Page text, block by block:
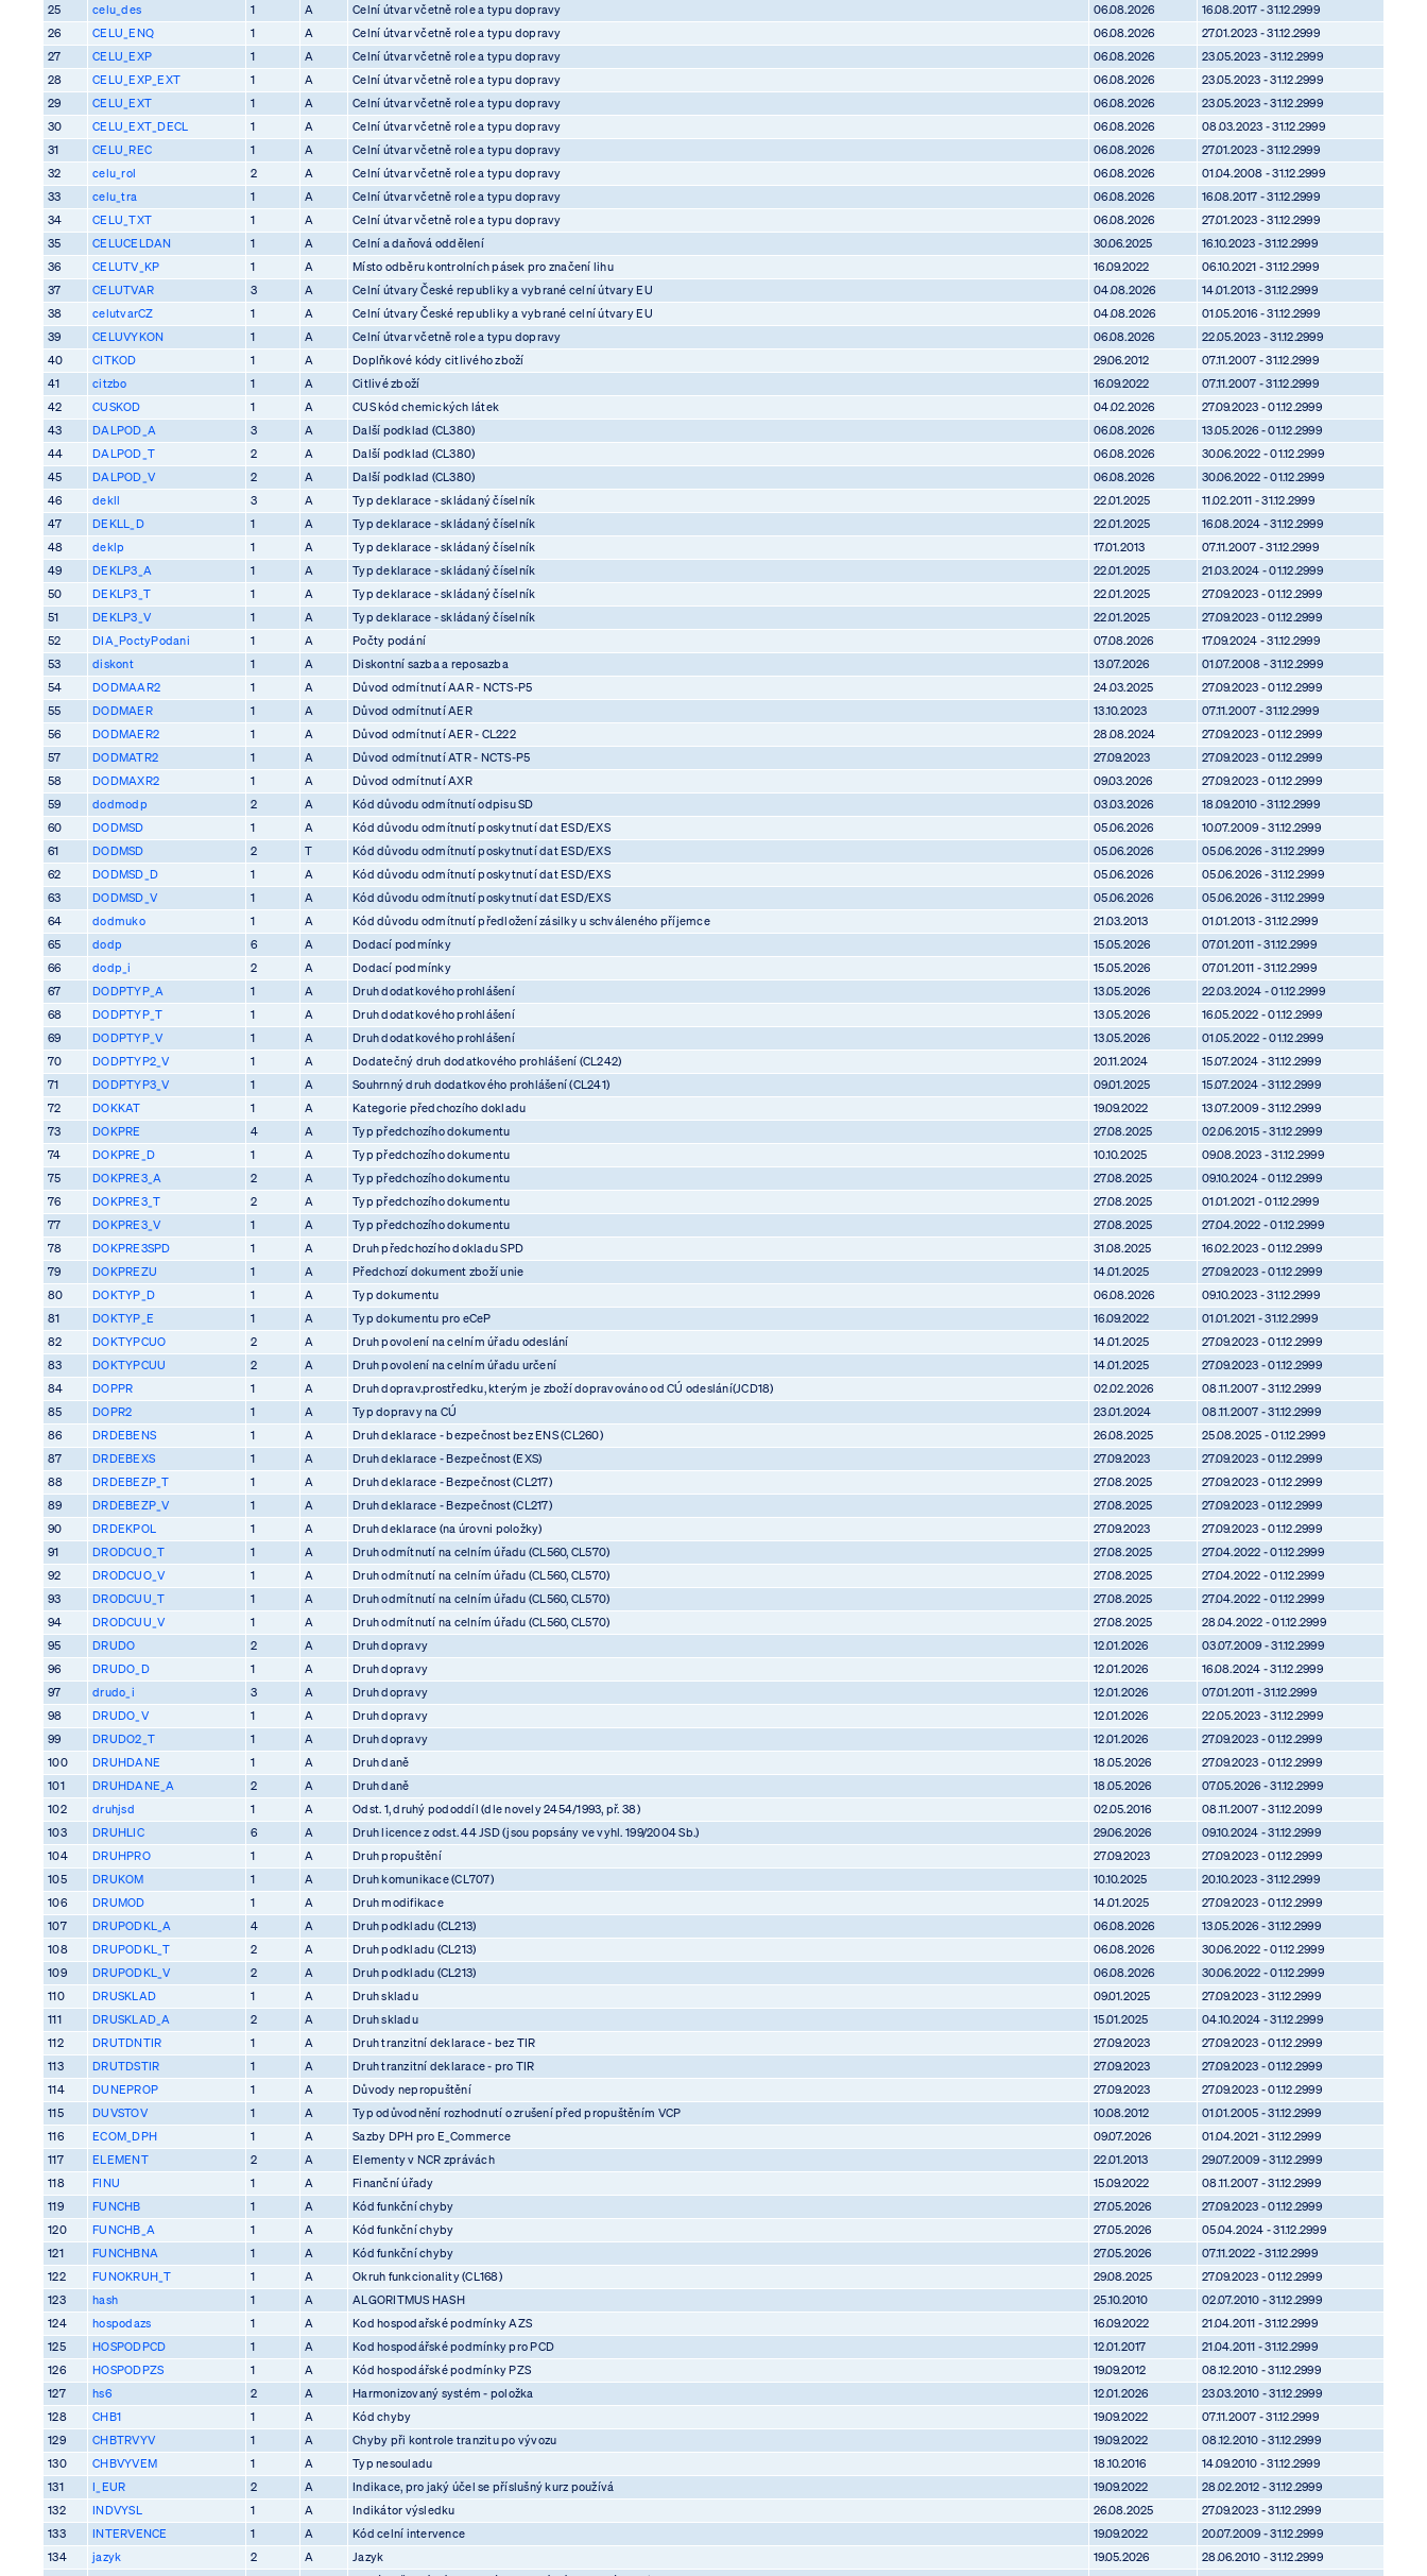
25
celu_des 1 A Celní útvar včetně role a typu dopravy 06.08.2026
16.08.2017 - 31.12.2999
26
CELU_ENQ 1 A Celní útvar včetně role a typu dopravy 06.08.2026
27.01.2023 - 31.12.2999
27
CELU_EXP 1 A Celní útvar včetně role a typu dopravy 06.08.2026
23.05.2023 - 31.12.2999
28
CELU_EXP_EXT 1 A Celní útvar včetně role a typu dopravy 06.08.2026
23.05.2023 - 31.12.2999
29
CELU_EXT 1 A Celní útvar včetně role a typu dopravy 06.08.2026
23.05.2023 - 31.12.2999
30
CELU_EXT_DECL 1 A Celní útvar včetně role a typu dopravy 06.08.2026
08.03.2023 - 31.12.2999
31
CELU_REC 1 A Celní útvar včetně role a typu dopravy 06.08.2026
27.01.2023 - 31.12.2999
32
celu_rol 2 A Celní útvar včetně role a typu dopravy 06.08.2026
01.04.2008 - 31.12.2999
33
celu_tra 1 A Celní útvar včetně role a typu dopravy 06.08.2026
16.08.2017 - 31.12.2999
34
CELU_TXT 1 A Celní útvar včetně role a typu dopravy 06.08.2026
27.01.2023 - 31.12.2999
35
CELUCELDAN 1 A Celní a daňová oddělení 30.06.2025
16.10.2023 - 31.12.2999
36
CELUTV_KP 1 A Místo odběru kontrolních pásek pro značení lihu 16.09.2022
06.10.2021 - 31.12.2999
37
CELUTVAR 3 A Celní útvary České republiky a vybrané celní útvary EU 04.08.2026
14.01.2013 - 31.12.2999
38
celutvarCZ 1 A Celní útvary České republiky a vybrané celní útvary EU 04.08.2026
01.05.2016 - 31.12.2999
39
CELUVYKON 1 A Celní útvar včetně role a typu dopravy 06.08.2026
22.05.2023 - 31.12.2999
40
CITKOD 1 A Doplňkové kódy citlivého zboží 29.06.2012
07.11.2007 - 31.12.2999
41
citzbo 1 A Citlivé zboží 16.09.2022
07.11.2007 - 31.12.2999
42
CUSKOD 1 A CUS kód chemických látek 04.02.2026
27.09.2023 - 01.12.2999
43
DALPOD_A 3 A Další podklad (CL380) 06.08.2026
13.05.2026 - 01.12.2999
44
DALPOD_T 2 A Další podklad (CL380) 06.08.2026
30.06.2022 - 01.12.2999
45
DALPOD_V 2 A Další podklad (CL380) 06.08.2026
30.06.2022 - 01.12.2999
46
dekll 3 A Typ deklarace - skládaný číselník 22.01.2025
11.02.2011 - 31.12.2999
47
DEKLL_D 1 A Typ deklarace - skládaný číselník 22.01.2025
16.08.2024 - 31.12.2999
48
deklp 1 A Typ deklarace - skládaný číselník 17.01.2013
07.11.2007 - 31.12.2999
49
DEKLP3_A 1 A Typ deklarace - skládaný číselník 22.01.2025
21.03.2024 - 01.12.2999
50
DEKLP3_T 1 A Typ deklarace - skládaný číselník 22.01.2025
27.09.2023 - 01.12.2999
51
DEKLP3_V 1 A Typ deklarace - skládaný číselník 22.01.2025
27.09.2023 - 01.12.2999
52
DIA_PoctyPodani 1 A Počty podání 07.08.2026
17.09.2024 - 31.12.2999
53
diskont 1 A Diskontní sazba a reposazba 13.07.2026
01.07.2008 - 31.12.2999
54
DODMAAR2 1 A Důvod odmítnutí AAR - NCTS-P5 24.03.2025
27.09.2023 - 01.12.2999
55
DODMAER 1 A Důvod odmítnutí AER 13.10.2023
07.11.2007 - 31.12.2999
56
DODMAER2 1 A Důvod odmítnutí AER - CL222 28.08.2024
27.09.2023 - 01.12.2999
57
DODMATR2 1 A Důvod odmítnutí ATR - NCTS-P5 27.09.2023
27.09.2023 - 01.12.2999
58
DODMAXR2 1 A Důvod odmítnutí AXR 09.03.2026
27.09.2023 - 01.12.2999
59
dodmodp 2 A Kód důvodu odmítnutí odpisu SD 03.03.2026
18.09.2010 - 31.12.2999
60
DODMSD 1 A Kód důvodu odmítnutí poskytnutí dat ESD/EXS 05.06.2026
10.07.2009 - 31.12.2999
61
DODMSD 2 T Kód důvodu odmítnutí poskytnutí dat ESD/EXS 05.06.2026
05.06.2026 - 31.12.2999
62
DODMSD_D 1 A Kód důvodu odmítnutí poskytnutí dat ESD/EXS 05.06.2026
05.06.2026 - 31.12.2999
63
DODMSD_V 1 A Kód důvodu odmítnutí poskytnutí dat ESD/EXS 05.06.2026
05.06.2026 - 31.12.2999
64
dodmuko 1 A Kód důvodu odmítnutí předložení zásilky u schváleného příjemce 21.03.2013
01.01.2013 - 31.12.2999
65
dodp 6 A Dodací podmínky 15.05.2026
07.01.2011 - 31.12.2999
66
dodp_i 2 A Dodací podmínky 15.05.2026
07.01.2011 - 31.12.2999
67
DODPTYP_A 1 A Druh dodatkového prohlášení 13.05.2026
22.03.2024 - 01.12.2999
68
DODPTYP_T 1 A Druh dodatkového prohlášení 13.05.2026
16.05.2022 - 01.12.2999
69
DODPTYP_V 1 A Druh dodatkového prohlášení 13.05.2026
01.05.2022 - 01.12.2999
70
DODPTYP2_V 1 A Dodatečný druh dodatkového prohlášení (CL242) 20.11.2024
15.07.2024 - 31.12.2999
71
DODPTYP3_V 1 A Souhrnný druh dodatkového prohlášení (CL241) 09.01.2025
15.07.2024 - 31.12.2999
72
DOKKAT 1 A Kategorie předchozího dokladu 19.09.2022
13.07.2009 - 31.12.2999
73
DOKPRE 4 A Typ předchozího dokumentu 27.08.2025
02.06.2015 - 31.12.2999
74
DOKPRE_D 1 A Typ předchozího dokumentu 10.10.2025
09.08.2023 - 31.12.2999
75
DOKPRE3_A 2 A Typ předchozího dokumentu 27.08.2025
09.10.2024 - 01.12.2999
76
DOKPRE3_T 2 A Typ předchozího dokumentu 27.08.2025
01.01.2021 - 01.12.2999
77
DOKPRE3_V 1 A Typ předchozího dokumentu 27.08.2025
27.04.2022 - 01.12.2999
78
DOKPRE3SPD 1 A Druh předchozího dokladu SPD 31.08.2025
16.02.2023 - 01.12.2999
79
DOKPREZU 1 A Předchozí dokument zboží unie 14.01.2025
27.09.2023 - 01.12.2999
80
DOKTYP_D 1 A Typ dokumentu 06.08.2026
09.10.2023 - 31.12.2999
81
DOKTYP_E 1 A Typ dokumentu pro eCeP 16.09.2022
01.01.2021 - 31.12.2999
82
DOKTYPCUO 2 A Druh povolení na celním úřadu odeslání 14.01.2025
27.09.2023 - 01.12.2999
83
DOKTYPCUU 2 A Druh povolení na celním úřadu určení 14.01.2025
27.09.2023 - 01.12.2999
84
DOPPR 1 A Druh doprav.prostředku, kterým je zboží dopravováno od CÚ odeslání(JCD18) 02.02.2026
08.11.2007 - 31.12.2999
85
DOPR2 1 A Typ dopravy na CÚ 23.01.2024
08.11.2007 - 31.12.2999
86
DRDEBENS 1 A Druh deklarace - bezpečnost bez ENS (CL260) 26.08.2025
25.08.2025 - 01.12.2999
87
DRDEBEXS 1 A Druh deklarace - Bezpečnost (EXS) 27.09.2023
27.09.2023 - 01.12.2999
88
DRDEBEZP_T 1 A Druh deklarace - Bezpečnost (CL217) 27.08.2025
27.09.2023 - 01.12.2999
89
DRDEBEZP_V 1 A Druh deklarace - Bezpečnost (CL217) 27.08.2025
27.09.2023 - 01.12.2999
90
DRDEKPOL 1 A Druh deklarace (na úrovni položky) 27.09.2023
27.09.2023 - 01.12.2999
91
DRODCUO_T 1 A Druh odmítnutí na celním úřadu (CL560, CL570) 27.08.2025
27.04.2022 - 01.12.2999
92
DRODCUO_V 1 A Druh odmítnutí na celním úřadu (CL560, CL570) 27.08.2025
27.04.2022 - 01.12.2999
93
DRODCUU_T 1 A Druh odmítnutí na celním úřadu (CL560, CL570) 27.08.2025
27.04.2022 - 01.12.2999
94
DRODCUU_V 1 A Druh odmítnutí na celním úřadu (CL560, CL570) 27.08.2025
28.04.2022 - 01.12.2999
95
DRUDO 2 A Druh dopravy 12.01.2026
03.07.2009 - 31.12.2999
96
DRUDO_D 1 A Druh dopravy 12.01.2026
16.08.2024 - 31.12.2999
97
drudo_i 3 A Druh dopravy 12.01.2026
07.01.2011 - 31.12.2999
98
DRUDO_V 1 A Druh dopravy 12.01.2026
22.05.2023 - 31.12.2999
99
DRUDO2_T 1 A Druh dopravy 12.01.2026
27.09.2023 - 01.12.2999
100
DRUHDANE 1 A Druh daně 18.05.2026
27.09.2023 - 01.12.2999
101
DRUHDANE_A 2 A Druh daně 18.05.2026
07.05.2026 - 31.12.2999
102
druhjsd 1 A Odst. 1, druhý pododdíl (dle novely 2454/1993, př. 38) 02.05.2016
08.11.2007 - 31.12.2099
103
DRUHLIC 6 A Druh licence z odst. 44 JSD (jsou popsány ve vyhl. 199/2004 Sb.) 29.06.2026
09.10.2024 - 31.12.2999
104
DRUHPRO 1 A Druh propuštění 27.09.2023
27.09.2023 - 01.12.2999
105
DRUKOM 1 A Druh komunikace (CL707) 10.10.2025
20.10.2023 - 31.12.2999
106
DRUMOD 1 A Druh modifikace 14.01.2025
27.09.2023 - 01.12.2999
107
DRUPODKL_A 4 A Druh podkladu (CL213) 06.08.2026
13.05.2026 - 31.12.2999
108
DRUPODKL_T 2 A Druh podkladu (CL213) 06.08.2026
30.06.2022 - 01.12.2999
109
DRUPODKL_V 2 A Druh podkladu (CL213) 06.08.2026
30.06.2022 - 01.12.2999
110
DRUSKLAD 1 A Druh skladu 09.01.2025
27.09.2023 - 31.12.2999
111
DRUSKLAD_A 2 A Druh skladu 15.01.2025
04.10.2024 - 31.12.2999
112
DRUTDNTIR 1 A Druh tranzitní deklarace - bez TIR 27.09.2023
27.09.2023 - 01.12.2999
113
DRUTDSTIR 1 A Druh tranzitní deklarace - pro TIR 27.09.2023
27.09.2023 - 01.12.2999
114
DUNEPROP 1 A Důvody nepropuštění 27.09.2023
27.09.2023 - 01.12.2999
115
DUVSTOV 1 A Typ odůvodnění rozhodnutí o zrušení před propuštěním VCP 10.08.2012
01.01.2005 - 31.12.2999
116
ECOM_DPH 1 A Sazby DPH pro E_Commerce 09.07.2026
01.04.2021 - 31.12.2999
117
ELEMENT 2 A Elementy v NCR zprávách 22.01.2013
29.07.2009 - 31.12.2999
118
FINU 1 A Finanční úřady 15.09.2022
08.11.2007 - 31.12.2999
119
FUNCHB 1 A Kód funkční chyby 27.05.2026
27.09.2023 - 01.12.2999
120
FUNCHB_A 1 A Kód funkční chyby 27.05.2026
05.04.2024 - 31.12.2999
121
FUNCHBNA 1 A Kód funkční chyby 27.05.2026
07.11.2022 - 31.12.2999
122
FUNOKRUH_T 1 A Okruh funkcionality (CL168) 29.08.2025
27.09.2023 - 01.12.2999
123
hash 1 A ALGORITMUS HASH 25.10.2010
02.07.2010 - 31.12.2999
124
hospodazs 1 A Kod hospodařské podmínky AZS 16.09.2022
21.04.2011 - 31.12.2999
125
HOSPODPCD 1 A Kod hospodářské podmínky pro PCD 12.01.2017
21.04.2011 - 31.12.2999
126
HOSPODPZS 1 A Kód hospodářské podmínky PZS 19.09.2012
08.12.2010 - 31.12.2999
127
hs6 2 A Harmonizovaný systém - položka 12.01.2026
23.03.2010 - 31.12.2999
128
CHB1 1 A Kód chyby 19.09.2022
07.11.2007 - 31.12.2999
129
CHBTRVYV 1 A Chyby při kontrole tranzitu po vývozu 19.09.2022
08.12.2010 - 31.12.2999
130
CHBVYVEM 1 A Typ nesouladu 18.10.2016
14.09.2010 - 31.12.2999
131
I_EUR 2 A Indikace, pro jaký účel se příslušný kurz používá 19.09.2022
28.02.2012 - 31.12.2999
132
INDVYSL 1 A Indikátor výsledku 26.08.2025
27.09.2023 - 31.12.2999
133
INTERVENCE 1 A Kód celní intervence 19.09.2022
20.07.2009 - 31.12.2999
134
jazyk 2 A Jazyk 19.05.2026
28.06.2010 - 31.12.2999